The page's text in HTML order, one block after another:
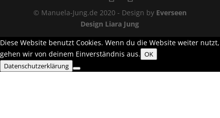
© Manuela-Jung.de 2020 - Design by Everseen
Design Liara Jung
Diese Website benutzt Cookies. Wenn du die Website weiter nutzt,
gehen wir von deinem Einverständnis aus. OK
Datenschutzerklärung